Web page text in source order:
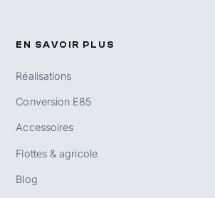
EN SAVOIR PLUS
Réalisations
Conversion E85
Accessoires
Flottes & agricole
Blog